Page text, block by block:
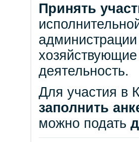
Принять
деятельность.
Для участия в
заполнить
можно подать